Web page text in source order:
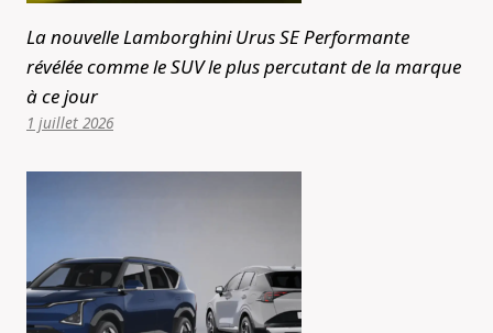
La nouvelle Lamborghini Urus SE Performante
révélée comme le SUV le plus percutant de la marque
à ce jour
1 juillet 2026